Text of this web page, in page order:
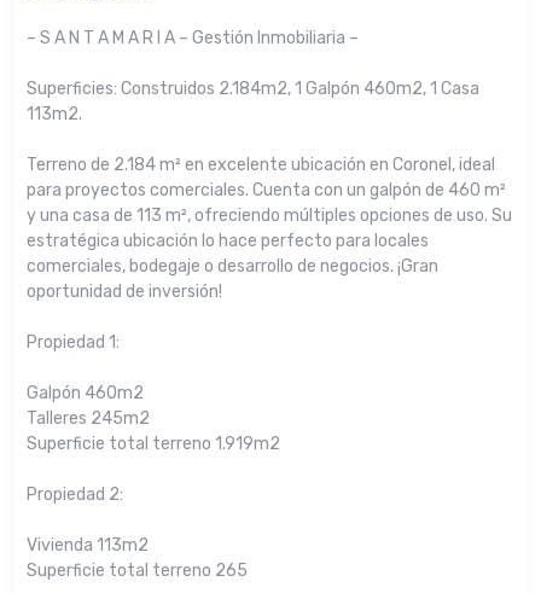
– S A N T A M A R I A – Gestión Inmobiliaria –
Superficies: Construidos 2.184m2, 1 Galpón 460m2, 1 Casa
113m2.
Terreno de 2.184 m² en excelente ubicación en Coronel, ideal
para proyectos comerciales. Cuenta con un galpón de 460 m²
y una casa de 113 m², ofreciendo múltiples opciones de uso. Su
estratégica ubicación lo hace perfecto para locales
comerciales, bodegaje o desarrollo de negocios. ¡Gran
oportunidad de inversión!
Propiedad 1:
Galpón 460m2
Talleres 245m2
Superficie total terreno 1.919m2
Propiedad 2:
Vivienda 113m2
Superficie total terreno 265